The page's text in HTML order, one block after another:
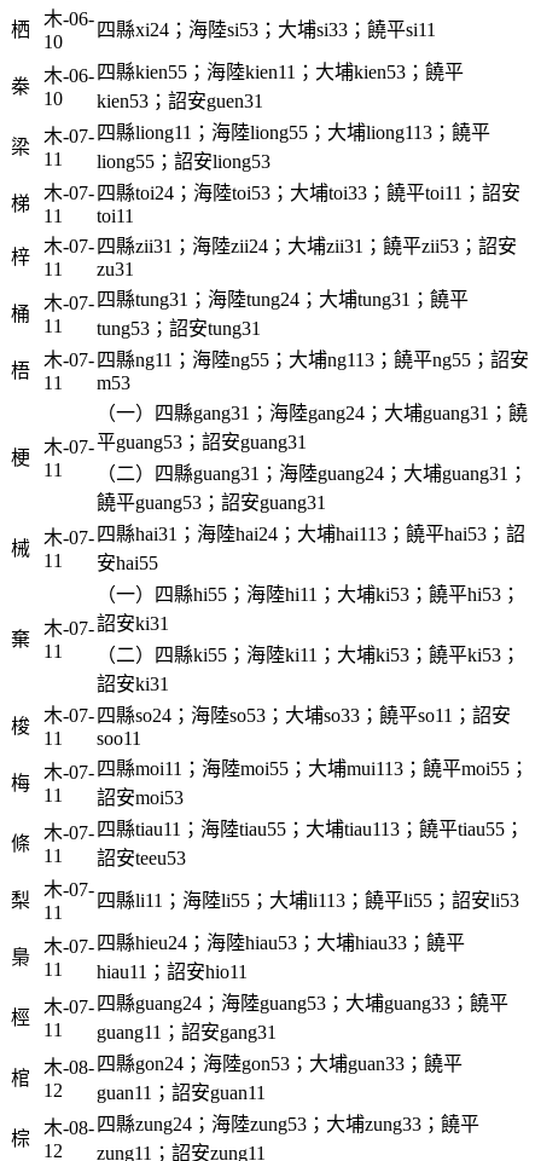
栖
木-06-
10
四縣xi24；海陸si53；大埔si33；饒平si11
桊
木-06-
10
四縣kien55；海陸kien11；大埔kien53；饒平
kien53；詔安guen31
梁
木-07-
11
四縣liong11；海陸liong55；大埔liong113；饒平
liong55；詔安liong53
梯
木-07-
11
四縣toi24；海陸toi53；大埔toi33；饒平toi11；詔安
toi11
梓
木-07-
11
四縣zii31；海陸zii24；大埔zii31；饒平zii53；詔安
zu31
桶
木-07-
11
四縣tung31；海陸tung24；大埔tung31；饒平
tung53；詔安tung31
梧
木-07-
11
四縣ng11；海陸ng55；大埔ng113；饒平ng55；詔安
m53
梗
木-07-
11
（一）四縣gang31；海陸gang24；大埔guang31；饒
平guang53；詔安guang31
（二）四縣guang31；海陸guang24；大埔guang31；
饒平guang53；詔安guang31
械
木-07-
11
四縣hai31；海陸hai24；大埔hai113；饒平hai53；詔
安hai55
棄
木-07-
11
（一）四縣hi55；海陸hi11；大埔ki53；饒平hi53；
詔安ki31
（二）四縣ki55；海陸ki11；大埔ki53；饒平ki53；
詔安ki31
梭
木-07-
11
四縣so24；海陸so53；大埔so33；饒平so11；詔安
soo11
梅
木-07-
11
四縣moi11；海陸moi55；大埔mui113；饒平moi55；
詔安moi53
條
木-07-
11
四縣tiau11；海陸tiau55；大埔tiau113；饒平tiau55；
詔安teeu53
梨
木-07-
11
四縣li11；海陸li55；大埔li113；饒平li55；詔安li53
梟
木-07-
11
四縣hieu24；海陸hiau53；大埔hiau33；饒平
hiau11；詔安hio11
桱
木-07-
11
四縣guang24；海陸guang53；大埔guang33；饒平
guang11；詔安gang31
棺
木-08-
12
四縣gon24；海陸gon53；大埔guan33；饒平
guan11；詔安guan11
棕
木-08-
12
四縣zung24；海陸zung53；大埔zung33；饒平
zung11；詔安zung11